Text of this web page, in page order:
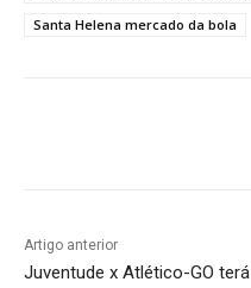
Santa Helena mercado da bola
Artigo anterior
Juventude x Atlético-GO terá